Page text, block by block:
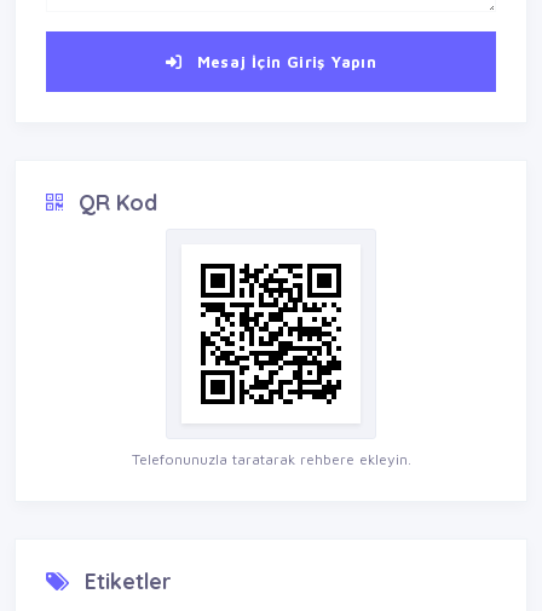
Mesaj İçin Giriş Yapın
QR Kod
Telefonunuzla taratarak rehbere ekleyin.
Etiketler